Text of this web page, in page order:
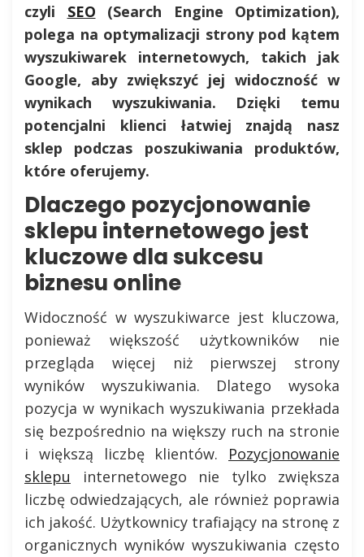
czyli SEO (Search Engine Optimization),
polega na optymalizacji strony pod kątem
wyszukiwarek internetowych, takich jak
Google, aby zwiększyć jej widoczność w
wynikach wyszukiwania. Dzięki temu
potencjalni klienci łatwiej znajdą nasz
sklep podczas poszukiwania produktów,
które oferujemy.
Dlaczego pozycjonowanie
sklepu internetowego jest
kluczowe dla sukcesu
biznesu online
Widoczność w wyszukiwarce jest kluczowa,
ponieważ większość użytkowników nie
przegląda więcej niż pierwszej strony
wyników wyszukiwania. Dlatego wysoka
pozycja w wynikach wyszukiwania przekłada
się bezpośrednio na większy ruch na stronie
i większą liczbę klientów. Pozycjonowanie
sklepu internetowego nie tylko zwiększa
liczbę odwiedzających, ale również poprawia
ich jakość. Użytkownicy trafiający na stronę z
organicznych wyników wyszukiwania często